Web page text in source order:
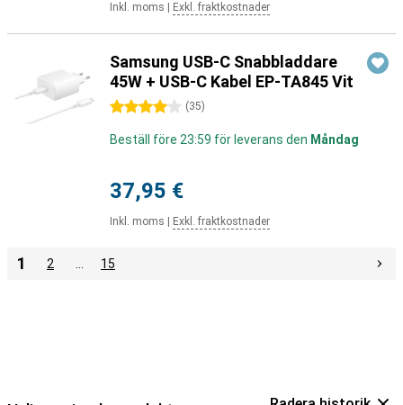
Inkl. moms Exkl. fraktkostnader
Samsung USB-C Snabbladdare
45W + USB-C Kabel EP-TA845 Vit
4 stjärnor (35)
Beställ före 23:59 för leverans den Måndag
37,95 €
Inkl. moms Exkl. fraktkostnader
1 2 15